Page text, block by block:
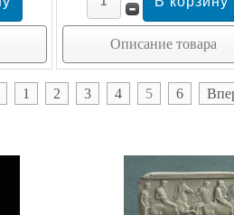
Описание товара
1 2 3 4 5 6